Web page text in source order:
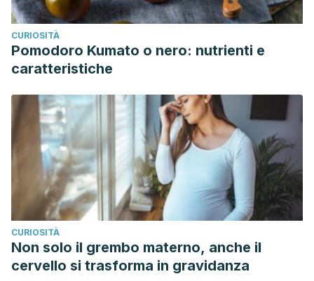
CURIOSITÀ
Pomodoro Kumato o nero: nutrienti e
caratteristiche
CURIOSITÀ
Non solo il grembo materno, anche il
cervello si trasforma in gravidanza